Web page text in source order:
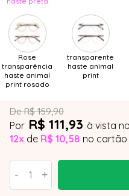
Rose
transparência
haste animal
print rosado
transparente
haste animal
print
De R$ 159,90
Por R$ 111,93 à vista
12x de R$ 10,58 no cartão
- +